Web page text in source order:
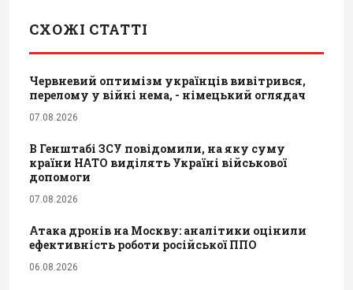
СХОЖІ СТАТТІ
Червневий оптимізм українців вивітрився,
перелому у війні нема, - німецький оглядач
07.08.2026
В Генштабі ЗСУ повідомили, на яку суму
країни НАТО виділять Україні військової
допомоги
07.08.2026
Атака дронів на Москву: аналітики оцінили
ефективність роботи російської ППО
06.08.2026